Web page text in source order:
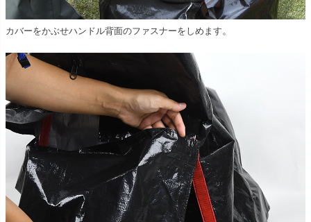
カバーをかぶせハンドル背面のファスナーをしめます。